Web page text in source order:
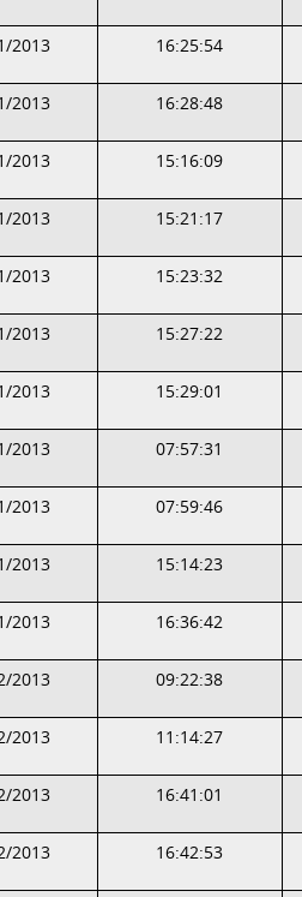
2013 16:25:54
2013 16:28:48
2013 15:16:09
2013 15:21:17
2013 15:23:32
2013 15:27:22
2013 15:29:01
2013 07:57:31
2013 07:59:46
2013 15:14:23
2013 16:36:42
2013 09:22:38
2013 11:14:27
2013 16:41:01
2013 16:42:53